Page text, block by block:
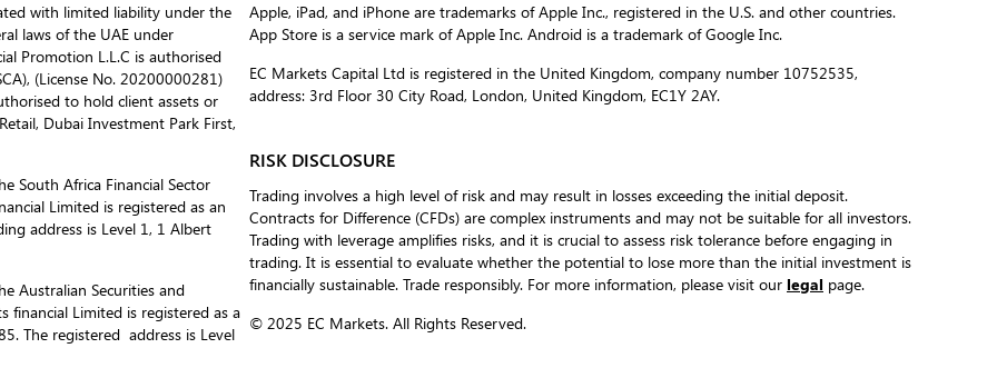
with limited liability under the
laws of the UAE under
Promotion L.L.C is authorised
(License No. 20200000281)
to hold client assets or
Dubai Investment Park First,
South Africa Financial Sector
Limited is registered as an
address is Level 1, 1 Albert
Australian Securities and
financial Limited is registered as a
The registered address is Level
Apple, iPad, and iPhone are trademarks of Apple Inc., registered in the U.S. and other countries.
App Store is a service mark of Apple Inc. Android is a trademark of Google Inc.
EC Markets Capital Ltd is registered in the United Kingdom, company number 10752535,
address: 3rd Floor 30 City Road, London, United Kingdom, EC1Y 2AY.
RISK DISCLOSURE
Trading involves a high level of risk and may result in losses exceeding the initial deposit.
Contracts for Difference (CFDs) are complex instruments and may not be suitable for all investors.
Trading with leverage amplifies risks, and it is crucial to assess risk tolerance before engaging in
trading. It is essential to evaluate whether the potential to lose more than the initial investment is
financially sustainable. Trade responsibly. For more information, please visit our legal page.
© 2025 EC Markets. All Rights Reserved.